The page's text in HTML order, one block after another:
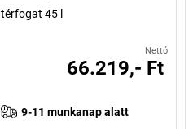
térfogat 45 l
Nettó
66.219,- Ft
9-11 munkanap alatt